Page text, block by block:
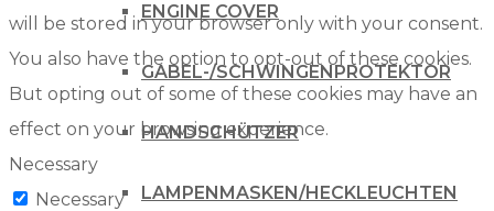
ENGINE COVER
GABEL-/SCHWINGENPROTEKTOR
HANDSCHÜTZER
LAMPENMASKEN/HECKLEUCHTEN
will be stored in your browser only with your consent.
You also have the option to opt-out of these cookies.
But opting out of some of these cookies may have an
effect on your browsing experience.
Necessary
Necessary